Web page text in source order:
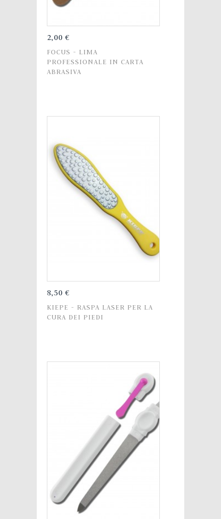
2,00 €
FOCUS - LIMA
PROFESSIONALE IN CARTA
ABRASIVA
8,50 €
KIEPE - RASPA LASER PER LA
CURA DEI PIEDI